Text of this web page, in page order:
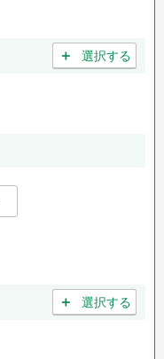
＋ 選択する
＋ 選択する